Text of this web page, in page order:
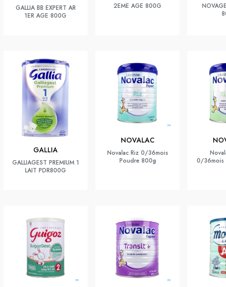
GALLIA BB EXPERT AR
1ER AGE 800G
2EME AGE 800G
GALLIA
GALLIAGEST PREMIUM 1
LAIT PDR800G
NOVALAC
Novalac Riz 0/36mois
Poudre 800g
0/36mois